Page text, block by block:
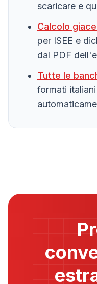
scaricare e
Calcolo
per ISEE e
dal PDF
Tutte le
formati